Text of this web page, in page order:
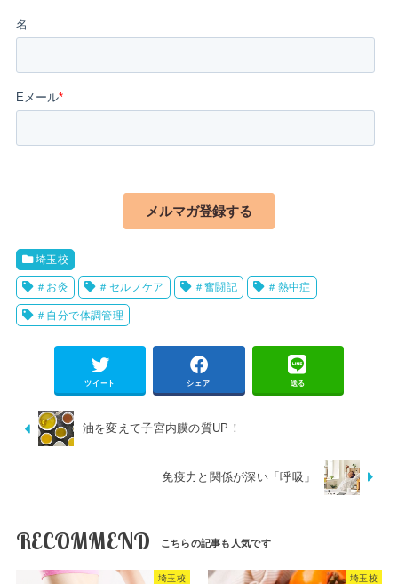
埼玉校
＃お灸 ＃セルフケア ＃奮闘記 ＃熱中症
＃自分で体調管理
ツイート シェア 送る
油を変えて子宮内膜の質UP！
免疫力と関係が深い「呼吸」
RECOMMEND
埼玉校 埼玉校